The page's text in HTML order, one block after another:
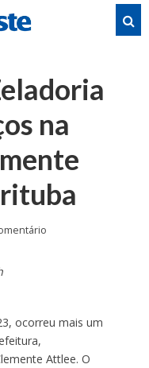
na
ocorreu mais um
Attlee. O